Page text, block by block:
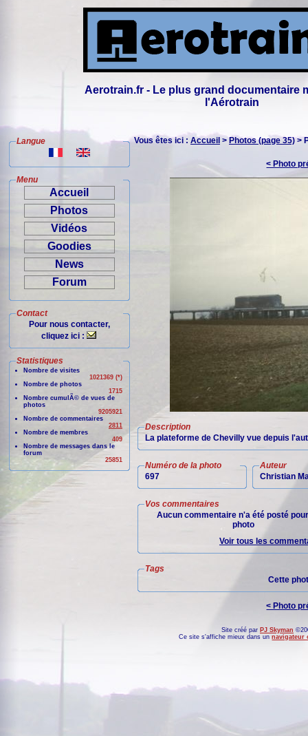
Aerotrain.fr - Le plus grand documentaire
l'Aérotrain
Langue
Menu
Accueil
Photos
Vidéos
Goodies
News
Forum
Contact
Pour nous contacter,
cliquez ici :
Statistiques
Nombre de visites
1021369 (*)
Nombre de photos
1715
Nombre cumulÃ© de vues de
photos
9205921
Nombre de commentaires
2811
Nombre de membres
409
Nombre de messages dans le
forum
25851
Vous êtes ici : Accueil > Photos (page 35) >
< Photo
Description
La plateforme de Chevilly vue depuis
Numéro de la photo
697
Auteur
Christian
Vos commentaires
Aucun commentaire n'a été posté
photo
Voir tous les
Tags
Cette
< Photo
Site créé par PJ Skyman
Ce site s'affiche mieux dans unnavigateur